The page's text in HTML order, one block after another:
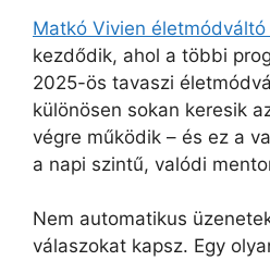
Matkó Vivien
kezdődik, ahol a többi
2025-ös tavaszi
különösen sokan keresik
végre működik – és ez a
a napi szintű, valódi
Nem automatikus
válaszokat kapsz. Egy